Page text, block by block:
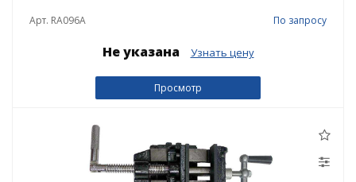
Арт. RA096A По запросу
Не указана Узнать цену
Просмотр